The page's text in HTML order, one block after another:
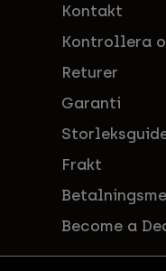
Kontakt
Kontrollera
Returer
Garanti
Frakt
Become a